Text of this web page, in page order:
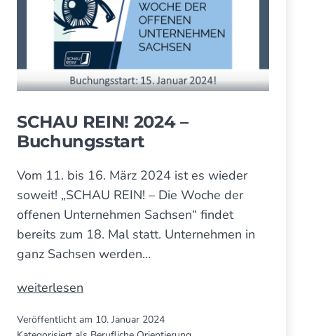
SCHAU REIN! 2024 –
Buchungsstart
Vom 11. bis 16. März 2024 ist es wieder
soweit! „SCHAU REIN! – Die Woche der
offenen Unternehmen Sachsen“ findet
bereits zum 18. Mal statt. Unternehmen in
ganz Sachsen werden…
SCHAU
2024
weiterlesen
Veröffentlicht am 10. Januar 2024